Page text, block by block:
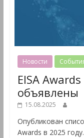
Новости
EISA
объявлены
15.08.2025
Опубликован
Awards в 2025